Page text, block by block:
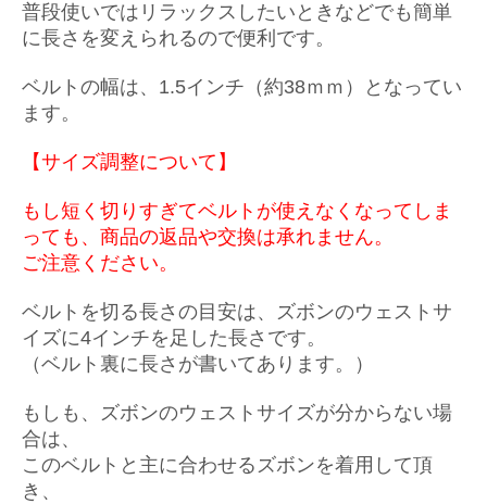
普段使いではリラックスしたいときなどでも簡単
に長さを変えられるので便利です。
ベルトの幅は、1.5インチ（約38ｍｍ）となってい
ます。
【サイズ調整について】
もし短く切りすぎてベルトが使えなくなってしま
っても、 商品の返品や交換は承れません。
ご注意ください。
ベルトを切る長さの目安は、ズボンのウェストサ
イズに4インチを足した長さです。
（ベルト裏に長さが書いてあります。）
もしも、ズボンのウェストサイズが分からない場
合は、
このベルトと主に合わせるズボンを着用して頂
き、